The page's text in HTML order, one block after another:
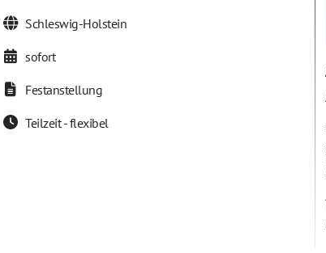
Schleswig-Holstein
sofort
Festanstellung
Teilzeit - flexibel